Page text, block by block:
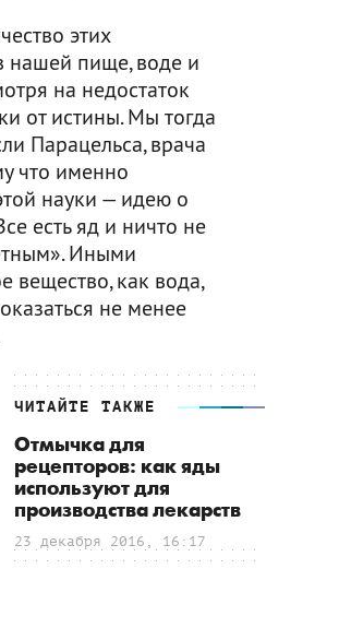
этих
нашей пище, воде и
на недостаток
от истины. Мы тогда
Парацельса, врача
что именно
науки — идею о
есть яд и ничто не
Иными
вещество, как вода,
не менее
ЧИТАЙТЕ ТАКЖЕ
Отмычка для
рецепторов: как яды
используют для
производства лекарств
23 декабря 2016, 16:17